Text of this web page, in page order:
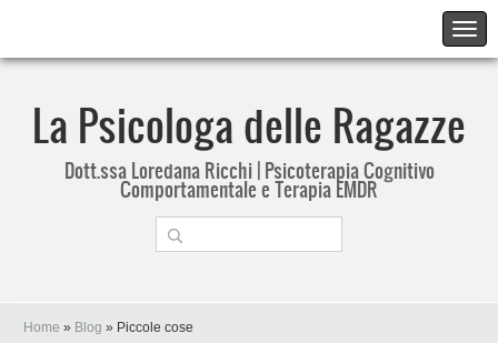
La Psicologa delle Ragazze
Dott.ssa Loredana Ricchi | Psicoterapia Cognitivo
Comportamentale e Terapia EMDR
Home » Blog » Piccole cose